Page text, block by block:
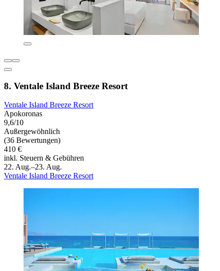
8. Ventale Island Breeze Resort
Ventale Island Breeze Resort
Apokoronas
9,6/10
Außergewöhnlich
(36 Bewertungen)
410 €
inkl. Steuern & Gebühren
22. Aug.–23. Aug.
Ventale Island Breeze Resort